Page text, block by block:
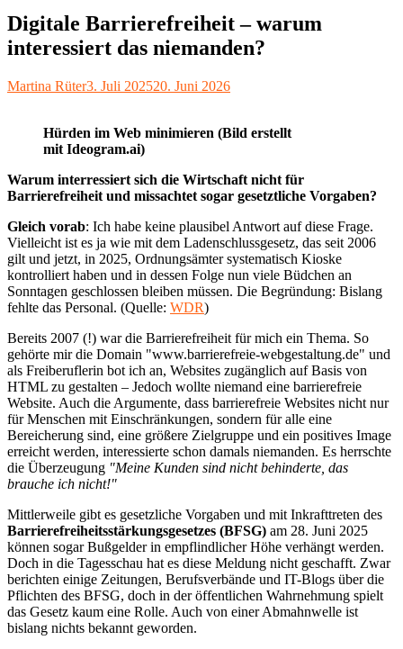
Digitale Barrierefreiheit – warum
interessiert das niemanden?
Autor
Martina RüterVeröffentlicht
3. Juli 202520. Juni 2026
Hürden im Web minimieren (Bild erstellt
mit Ideogram.ai)
Warum interressiert sich die Wirtschaft nicht für
Barrierefreiheit und missachtet sogar gesetztliche Vorgaben?
Gleich vorab: Ich habe keine plausibel Antwort auf diese Frage.
Vielleicht ist es ja wie mit dem Ladenschlussgesetz, das seit 2006
gilt und jetzt, in 2025, Ordnungsämter systematisch Kioske
kontrolliert haben und in dessen Folge nun viele Büdchen an
Sonntagen geschlossen bleiben müssen. Die Begründung: Bislang
fehlte das Personal. (Quelle: WDR)
Bereits 2007 (!) war die Barrierefreiheit für mich ein Thema. So
gehörte mir die Domain "www.barrierefreie-webgestaltung.de" und
als Freiberuflerin bot ich an, Websites zugänglich auf Basis von
HTML zu gestalten – Jedoch wollte niemand eine barrierefreie
Website. Auch die Argumente, dass barrierefreie Websites nicht nur
für Menschen mit Einschränkungen, sondern für alle eine
Bereicherung sind, eine größere Zielgruppe und ein positives Image
erreicht werden, interessierte schon damals niemanden. Es herrschte
die Überzeugung "Meine Kunden sind nicht behinderte, das
brauche ich nicht!"
Mittlerweile gibt es gesetzliche Vorgaben und mit Inkrafttreten des
Barrierefreiheitsstärkungsgesetzes (BFSG) am 28. Juni 2025
können sogar Bußgelder in empflindlicher Höhe verhängt werden.
Doch in die Tagesschau hat es diese Meldung nicht geschafft. Zwar
berichten einige Zeitungen, Berufsverbände und IT-Blogs über die
Pflichten des BFSG, doch in der öffentlichen Wahrnehmung spielt
das Gesetz kaum eine Rolle. Auch von einer Abmahnwelle ist
bislang nichts bekannt geworden.